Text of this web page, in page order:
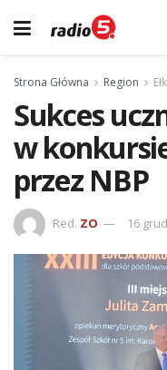
Strona Główna Region Ełk
Sukces
w
przez NBP
Red. ZO 16